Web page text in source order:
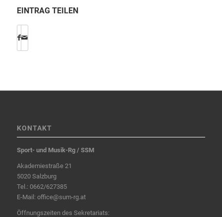
EINTRAG TEILEN
KONTAKT
Sport- und Musik-Rg / SSM
Akademiestraße 21
5020 Salzburg
Tel.: 0662/627385
E-Mail: office@sum-rg.at
Öffnungszeiten des Sekretariats: